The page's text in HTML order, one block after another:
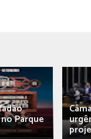
Parque